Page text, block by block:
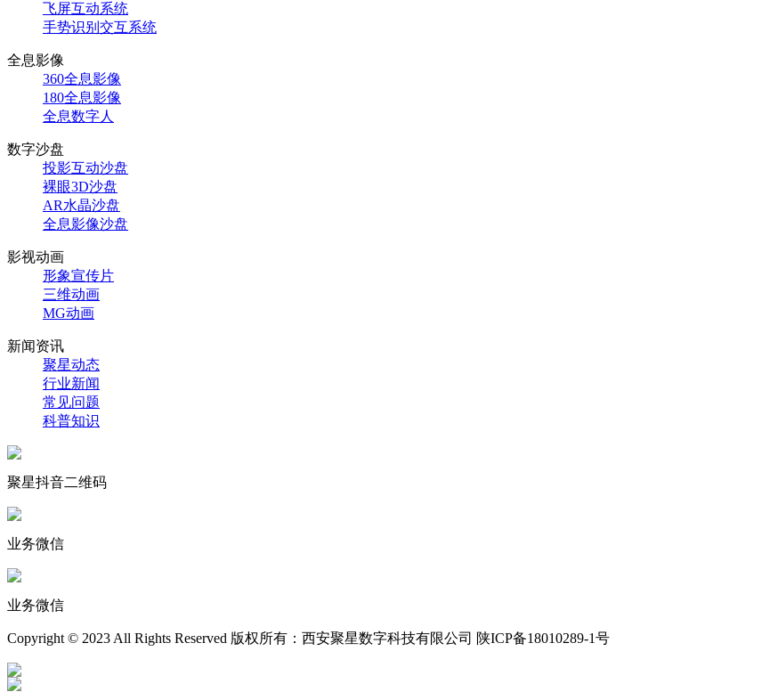
飞屏互动系统
手势识别交互系统
全息影像
360全息影像
180全息影像
全息数字人
数字沙盘
投影互动沙盘
裸眼3D沙盘
AR水晶沙盘
全息影像沙盘
影视动画
形象宣传片
三维动画
MG动画
新闻资讯
聚星动态
行业新闻
常见问题
科普知识
聚星抖音二维码
业务微信
业务微信
Copyright © 2023 All Rights Reserved 版权所有：西安聚星数字科技有限公司 陕ICP备18010289-1号